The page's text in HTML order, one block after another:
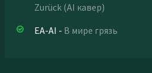
Zurück (AI кавер)
EA-AI - В мире грязь